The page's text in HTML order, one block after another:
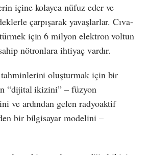
içine kolayca nüfuz eder ve
çarpışarak yavaşlarlar. Cıva-
için 6 milyon elektron voltun
nötronlara ihtiyaç vardır.
oluşturmak için bir
“dijital ikizini” – füzyon
ve ardından gelen radyoaktif
bir bilgisayar modelini –